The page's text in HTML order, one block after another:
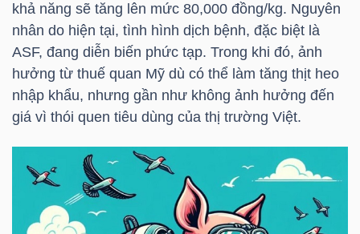
khả năng sẽ tăng lên mức 80,000 đồng/kg. Nguyên
nhân do hiện tại, tình hình dịch bệnh, đặc biệt là
ASF, đang diễn biến phức tạp. Trong khi đó, ảnh
hưởng từ thuế quan Mỹ dù có thể làm tăng thịt heo
nhập khẩu, nhưng gần như không ảnh hưởng đến
giá vì thói quen tiêu dùng của thị trường Việt.
CÔNG
NGHỆ
THÔNG
TIN
DỊCH
VỤ
TRUYỀN